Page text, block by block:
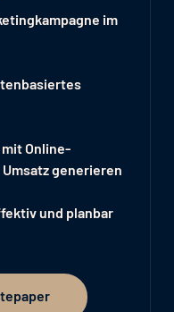
im
Online-
generieren
und planbar